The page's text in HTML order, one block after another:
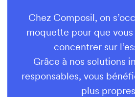
Chez Composil, on
moquette pour que vous
concentrer sur
Grâce à nos solutions
responsables, vous
plus